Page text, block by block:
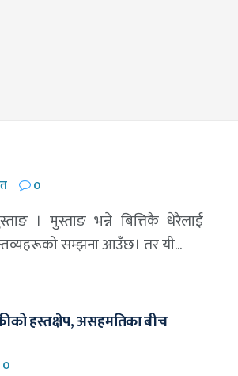
0
। मुस्ताङ भन्ने बित्तिकै धेरैलाई
सम्झना आउँछ। तर यी...
हस्तक्षेप, असहमतिका बीच
0